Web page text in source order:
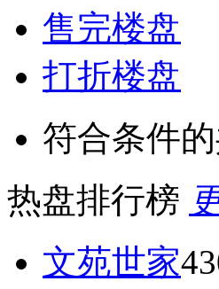
售完楼盘
打折楼盘
符合条件
热盘排行榜
文苑世家